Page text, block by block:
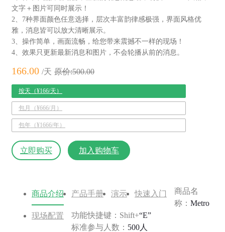
文字＋图片可同时展示！
2、7种界面颜色任意选择，层次丰富韵律感极强，界面风格优
雅，消息皆可以放大清晰展示。
3、操作简单，画面流畅，给您带来震撼不一样的现场！
4、效果只更新最新消息和图片，不会轮播从前的消息。
166.00 /天 原价:500.00
按天（¥166/天）
包月（¥666/月）
包年（¥1666/年）
立即购买 加入购物车
商品介绍 产品手册 演示 快速入门
现场配置
商品名
称： Metro
功能快捷键：Shift+“E”
标准参与人数： 500人